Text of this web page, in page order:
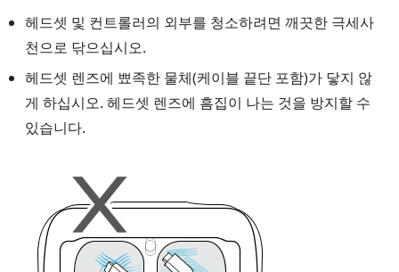
헤드셋 및 컨트롤러의 외부를 청소하려면 깨끗한 극세사
천으로 닦으십시오.
헤드셋 렌즈에 뾰족한 물체(케이블 끝단 포함)가 닿지 않
게 하십시오. 헤드셋 렌즈에 흠집이 나는 것을 방지할 수
있습니다.